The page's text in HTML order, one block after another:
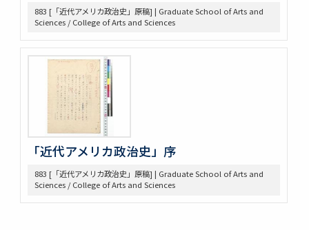
650 高木原稿、メモ
652 高木原稿
657 高木論文原稿など
658 政治学研究会
659 Beard, Charles A.関係
660 東京裁判 木戸弁護など
663 アメリカ研究セミナー
665 原典アメリカ史関係
669 日本文化関係
677 Foreign Affairs 寄稿論文原稿
883 [「近代アメリカ政治史」原稿] | Graduate School of Arts and
Sciences / College of Arts and Sciences
「近代アメリカ政治史」序
883 [「近代アメリカ政治史」原稿] | Graduate School of Arts and
Sciences / College of Arts and Sciences